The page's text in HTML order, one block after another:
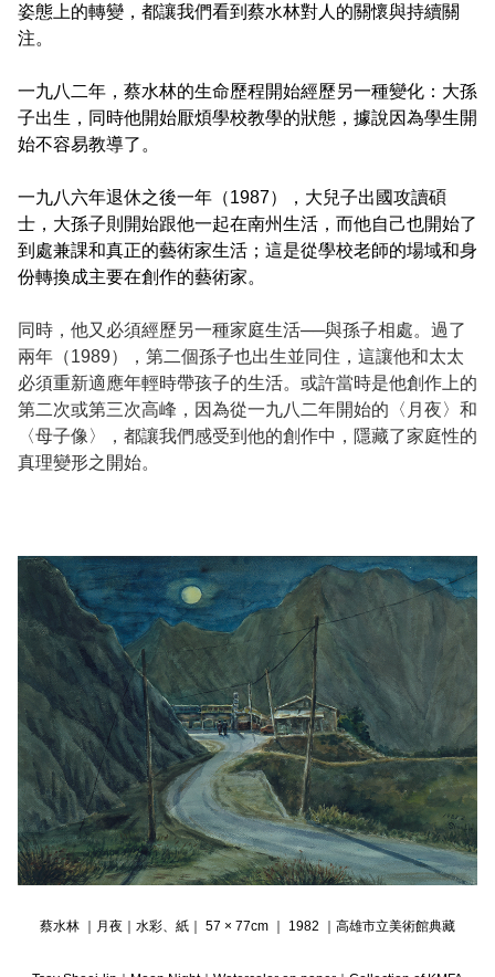
姿態上的轉變，都讓我們看到蔡水林對人的關懷與持續關
注。
一九八二年，蔡水林的生命歷程開始經歷另一種變化：大孫
子出生，同時他開始厭煩學校教學的狀態，據說因為學生開
始不容易教導了。
一九八六年退休之後一年（1987），大兒子出國攻讀碩
士，大孫子則開始跟他一起在南州生活，而他自己也開始了
到處兼課和真正的藝術家生活；這是從學校老師的場域和身
份轉換成主要在創作的藝術家。
同時，他又必須經歷另一種家庭生活──與孫子相處。過了
兩年（1989），第二個孫子也出生並同住，這讓他和太太
必須重新適應年輕時帶孩子的生活。或許當時是他創作上的
第二次或第三次高峰，因為從一九八二年開始的〈月夜〉和
〈母子像〉，都讓我們感受到他的創作中，隱藏了家庭性的
真理變形之開始。
蔡水林 ｜月夜｜水彩、紙｜ 57 × 77cm ｜ 1982 ｜高雄市立美術館典藏